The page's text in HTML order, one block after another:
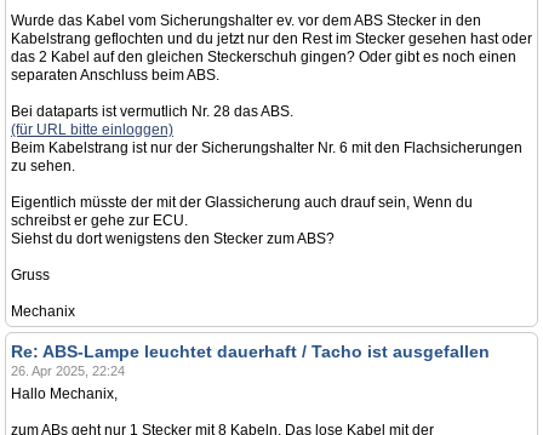
Wurde das Kabel vom Sicherungshalter ev. vor dem ABS Stecker in den
Kabelstrang geflochten und du jetzt nur den Rest im Stecker gesehen hast oder
das 2 Kabel auf den gleichen Steckerschuh gingen? Oder gibt es noch einen
separaten Anschluss beim ABS.
Bei dataparts ist vermutlich Nr. 28 das ABS.
(für URL bitte einloggen)
Beim Kabelstrang ist nur der Sicherungshalter Nr. 6 mit den Flachsicherungen
zu sehen.
Eigentlich müsste der mit der Glassicherung auch drauf sein, Wenn du
schreibst er gehe zur ECU.
Siehst du dort wenigstens den Stecker zum ABS?
Gruss
Mechanix
Re: ABS-Lampe leuchtet dauerhaft / Tacho ist ausgefallen
26. Apr 2025, 22:24
Hallo Mechanix,
zum ABs geht nur 1 Stecker mit 8 Kabeln. Das lose Kabel mit der